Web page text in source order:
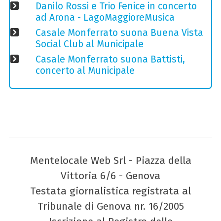
Danilo Rossi e Trio Fenice in concerto
ad Arona - LagoMaggioreMusica
Casale Monferrato suona Buena Vista
Social Club al Municipale
Casale Monferrato suona Battisti,
concerto al Municipale
Mentelocale Web Srl - Piazza della
Vittoria 6/6 - Genova
Testata giornalistica registrata al
Tribunale di Genova nr. 16/2005